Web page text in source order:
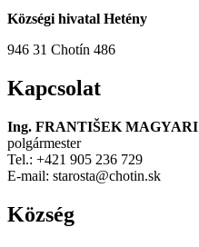
Községi hivatal Hetény
946 31 Chotín 486
Kapcsolat
Ing. FRANTIŠEK MAGYARI
polgármester
Tel.: +421 905 236 729
E-mail: starosta@chotin.sk
Község